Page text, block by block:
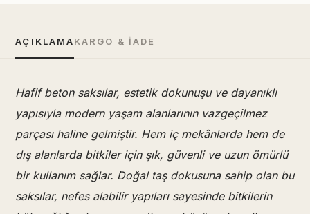
AÇIKLAMAKARGO & İADE
Hafif beton saksılar, estetik dokunuşu ve dayanıklı
yapısıyla modern yaşam alanlarının vazgeçilmez
parçası haline gelmiştir. Hem iç mekânlarda hem de
dış alanlarda bitkiler için şık, güvenli ve uzun ömürlü
bir kullanım sağlar. Doğal taş dokusuna sahip olan bu
saksılar, nefes alabilir yapıları sayesinde bitkilerin